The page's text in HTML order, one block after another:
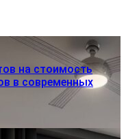
на стоимость
в современных